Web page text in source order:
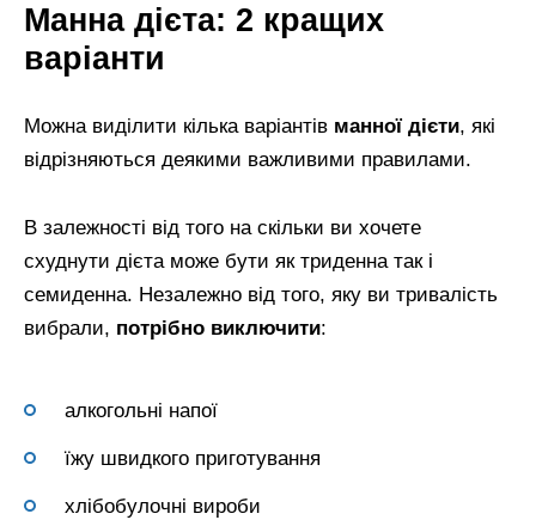
Манна дієта: 2 кращих
варіанти
Можна виділити кілька варіантів манної дієти, які
відрізняються деякими важливими правилами.
В залежності від того на скільки ви хочете
схуднути дієта може бути як триденна так і
семиденна. Незалежно від того, яку ви тривалість
вибрали, потрібно виключити:
алкогольні напої
їжу швидкого приготування
хлібобулочні вироби